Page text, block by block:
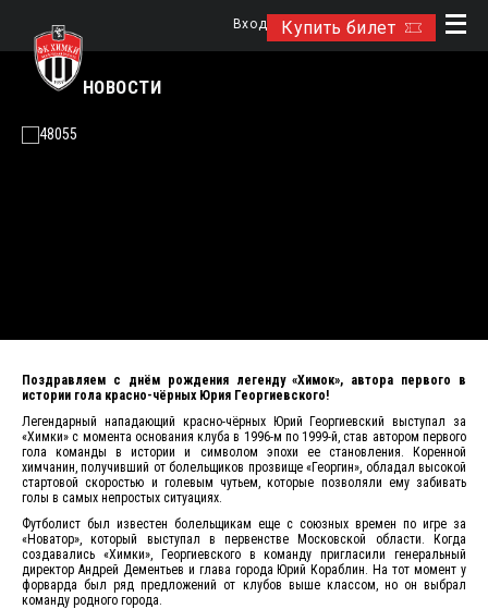
Купить билет
Вход
НОВОСТИ
Поздравляем с днём рождения легенду «Химок», автора первого в
истории гола красно-чёрных Юрия Георгиевского!
Легендарный нападающий красно-чёрных Юрий Георгиевский выступал за
«Химки» с момента основания клуба в 1996-м по 1999-й, став автором первого
гола команды в истории и символом эпохи ее становления. Коренной
химчанин, получивший от болельщиков прозвище «Георгин», обладал высокой
стартовой скоростью и голевым чутьем, которые позволяли ему забивать
голы в самых непростых ситуациях.
Футболист был известен болельщикам еще с союзных времен по игре за
«Новатор», который выступал в первенстве Московской области. Когда
создавались «Химки», Георгиевского в команду пригласили генеральный
директор Андрей Дементьев и глава города Юрий Кораблин. На тот момент у
форварда был ряд предложений от клубов выше классом, но он выбрал
команду родного города.